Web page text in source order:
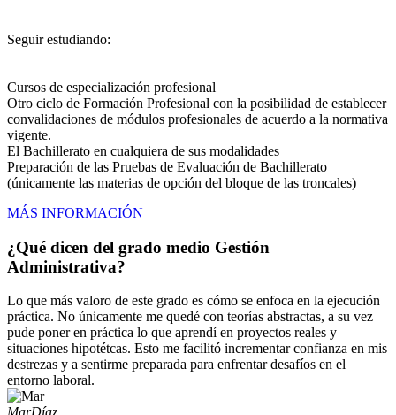
Seguir estudiando:
Cursos de especialización profesional
Otro ciclo de Formación Profesional con la posibilidad de establecer
convalidaciones de módulos profesionales de acuerdo a la normativa
vigente.
El Bachillerato en cualquiera de sus modalidades
Preparación de las Pruebas de Evaluación de Bachillerato
(únicamente las materias de opción del bloque de las troncales)
MÁS INFORMACIÓN
¿Qué dicen del grado medio Gestión
Administrativa?
Lo que más valoro de este grado es cómo se enfoca en la ejecución
práctica. No únicamente me quedé con teorías abstractas, a su vez
pude poner en práctica lo que aprendí en proyectos reales y
situaciones hipotétcas. Esto me facilitó incrementar confianza en mis
destrezas y a sentirme preparada para enfrentar desafíos en el
entorno laboral.